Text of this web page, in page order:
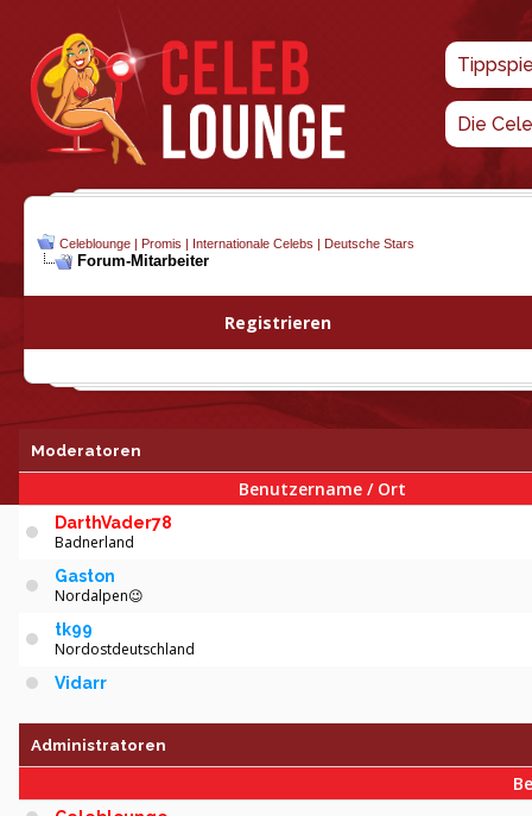
Die
Celeblounge | Promis | Internationale Celebs | Deutsche Stars
Forum-Mitarbeiter
Registrieren
Moderatoren
Benutzername / Ort
DarthVader78
Badnerland
Gaston
Nordalpen😉
tk99
Nordostdeutschland
Vidarr
Administratoren